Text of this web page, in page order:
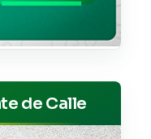
de Calle